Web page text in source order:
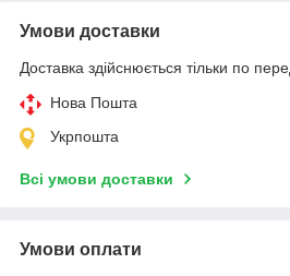
Умови доставки
Доставка здійснюється тільки по
Нова Пошта
Укрпошта
Всі умови доставки
Умови оплати